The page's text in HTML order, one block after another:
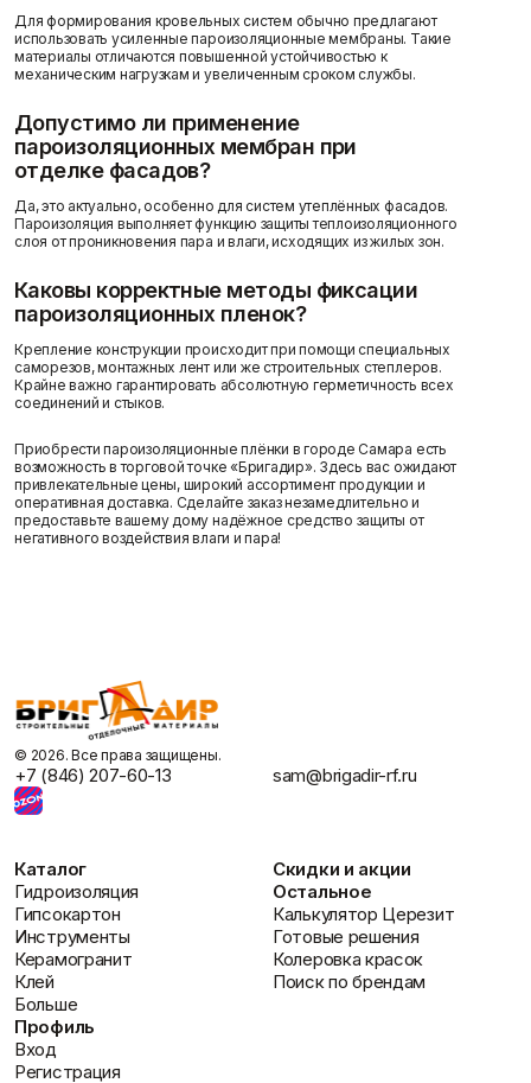
Для формирования кровельных систем обычно предлагают
использовать усиленные пароизоляционные мембраны. Такие
материалы отличаются повышенной устойчивостью к
механическим нагрузкам и увеличенным сроком службы.
Допустимо ли применение
пароизоляционных мембран при
отделке фасадов?
Да, это актуально, особенно для систем утеплённых фасадов.
Пароизоляция выполняет функцию защиты теплоизоляционного
слоя от проникновения пара и влаги, исходящих из жилых зон.
Каковы корректные методы фиксации
пароизоляционных пленок?
Крепление конструкции происходит при помощи специальных
саморезов, монтажных лент или же строительных степлеров.
Крайне важно гарантировать абсолютную герметичность всех
соединений и стыков.
Приобрести пароизоляционные плёнки в городе Самара есть
возможность в торговой точке «Бригадир». Здесь вас ожидают
привлекательные цены, широкий ассортимент продукции и
оперативная доставка. Сделайте заказ незамедлительно и
предоставьте вашему дому надёжное средство защиты от
негативного воздействия влаги и пара!
©️ 2026. Все права защищены.
+7 (846) 207-60-13 sam@brigadir-rf.ru
Каталог
Гидроизоляция
Гипсокартон
Инструменты
Керамогранит
Клей
Больше
Профиль
Вход
Регистрация
Скидки и акции
Остальное
Калькулятор Церезит
Готовые решения
Колеровка красок
Поиск по брендам